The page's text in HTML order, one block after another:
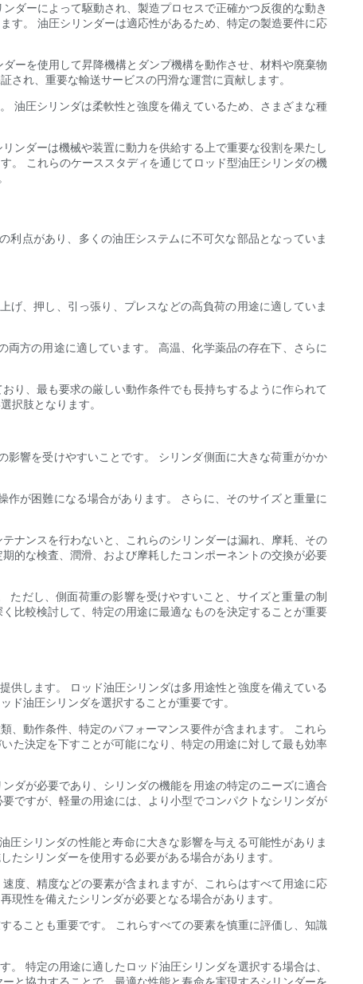
ダーによって駆動され、製造プロセスで正確かつ反復的な動き
す。 油圧シリンダーは適応性があるため、特定の製造要件に応
ーを使用して昇降機構とダンプ機構を動作させ、材料や廃棄物
れ、重要な輸送サービスの円滑な運営に貢献します。
油圧シリンダは柔軟性と強度を備えているため、さまざまな種
ンダーは機械や装置に動力を供給する上で重要な役割を果たし
。 これらのケーススタディを通じてロッド型油圧シリンダの機
点があり、多くの油圧システムに不可欠な部品となっていま
げ、押し、引っ張り、プレスなどの高負荷の用途に適していま
方の用途に適しています。 高温、化学薬品の存在下、さらに
り、最も要求の厳しい動作条件でも長持ちするように作られて
択肢となります。
響を受けやすいことです。 シリンダ側面に大きな荷重がかか
が困難になる場合があります。 さらに、そのサイズと重量に
ナンスを行わないと、これらのシリンダーは漏れ、摩耗、その
的な検査、潤滑、および摩耗したコンポーネントの交換が必要
ただし、側面荷重の影響を受けやすいこと、サイズと重量の制
比較検討して、特定の用途に最適なものを決定することが重要
供します。 ロッド油圧シリンダは多用途性と強度を備えている
油圧シリンダを選択することが重要です。
、動作条件、特定のパフォーマンス要件が含まれます。 これら
た決定を下すことが可能になり、特定の用途に対して最も効率
ダが必要であり、シリンダの機能を用途の特定のニーズに適合
ですが、軽量の用途には、より小型でコンパクトなシリンダが
シリンダの性能と寿命に大きな影響を与える可能性がありま
シリンダーを使用する必要がある場合があります。
度、精度などの要素が含まれますが、これらはすべて用途に応
性を備えたシリンダが必要となる場合があります。
ることも重要です。 これらすべての要素を慎重に評価し、知識
特定の用途に適したロッド油圧シリンダを選択する場合は、